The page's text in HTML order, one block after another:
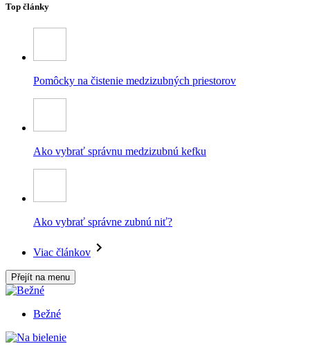
Top články
Pomôcky na čistenie medzizubných priestorov
Ako vybrať správnu medzizubnú kefku
Ako vybrať správne zubnú niť?
Viac článkov
Přejít na menu
Bežné